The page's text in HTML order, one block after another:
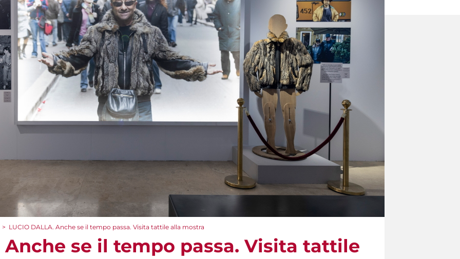
> LUCIO DALLA. Anche se il tempo passa. Visita tattile alla mostra
Anche se il tempo passa. Visita tattile